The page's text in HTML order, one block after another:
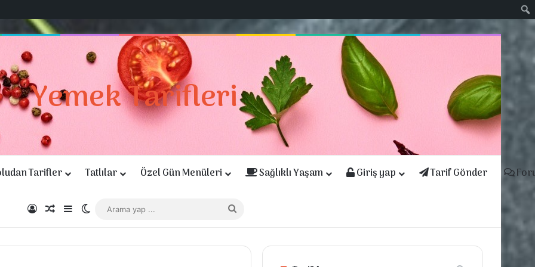
Yemek Tarifleri
Tarifler Tatlılar Özel Gün Menüleri Sağlıklı Yaşam Giriş yap Tarif Gönder
Giriş YapRastgele Makale
Kenar Bölmesi
Dış görünümü değiştir
yap